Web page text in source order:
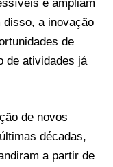
e ampliam
disso, a inovação
de
de atividades já
de novos
décadas,
a partir de